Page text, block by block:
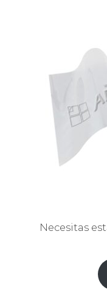
Necesitas